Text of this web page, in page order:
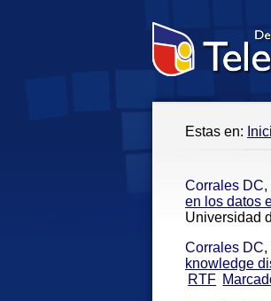
Estas en:
Corrales DC,
en los datos
Universidad
Corrales DC,
knowledge
RTF